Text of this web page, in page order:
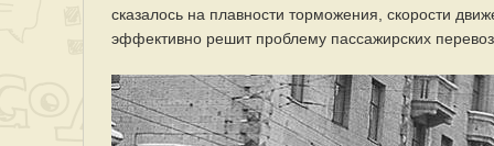
сказалось на плавности торможения, скорости
эффективно решит проблему пассажирских